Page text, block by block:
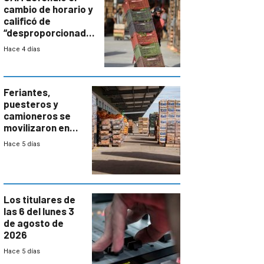
cambio de horario y
calificó de
“desproporcionado”
el bloqueo de
Hace 4 días
Feriantes,
puesteros y
camioneros se
movilizaron en
rechazo a
Hace 5 días
Los titulares de
las 6 del lunes 3
de agosto de
2026
Hace 5 días